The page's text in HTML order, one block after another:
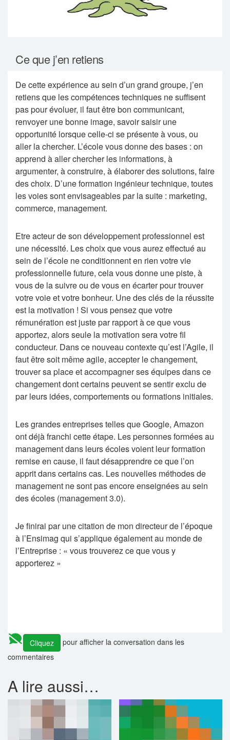
Ce que j’en retiens
De cette expérience au sein d’un grand groupe, j’en
retiens que les compétences techniques ne suffisent
pas pour évoluer, il faut être bon communicant,
renvoyer une bonne image, savoir saisir une
opportunité lorsque celle-ci se présente à vous, ou
aller la chercher. L’école vous donne des bases : on
apprend à aller chercher les informations, à
argumenter, à construire, à élaborer des solutions, faire
des choix. D’une formation ingénieur technique, toutes
les voies sont envisageables par la suite : marketing,
commerce, management.
Etre acteur de son développement professionnel est
une nécessité. Les choix que vous aurez effectué au
sein de l’école ne conditionnent en rien votre vie
professionnelle future, cela vous donne une piste, à
vous de la suivre ou de vous en écarter pour trouver
votre voie et votre bonheur. Une des clés de la réussite
est la motivation ! Si vous pensez que votre
rémunération est juste par rapport à ce que vous
apportez, alors seule la motivation sera votre fil
conducteur. Dans ce nouveau contexte qu’est l’Agile, il
faut être soit même agile, accepter le changement,
trouver sa place et accompagner ses équipes dans ce
changement dont certains peuvent se sentir exclu de
par leurs idées, comportements ou formations initiales.
Les grandes entreprises telles que Google, Amazon
ont déjà franchi cette étape. Les personnes formées au
management dans leurs écoles voient leur formation
remise en cause, il faut désapprendre ce que l’on
apprit dans certains cas. Les nouvelles méthodes de
management ne sont pas encore enseignées au sein
des écoles (management 3.0).
Je finirai par une citation de mon directeur de l’époque
à l’Ensimag qui s’applique également au monde de
l’Entreprise : « vous trouverez ce que vous y
apporterez »
Cliquez
pour afficher la conversation dans les
commentaires
A lire aussi…